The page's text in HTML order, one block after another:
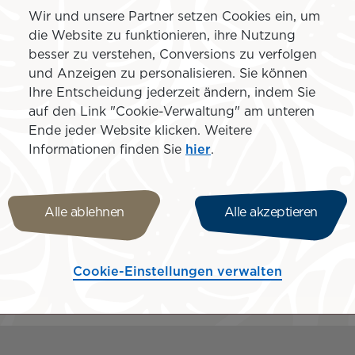
Buchen Sie Ihr Auto
mit
mit dem Rest der Welt
Airline, die Direktflüge
nach Tahiti von Paris, Los
Service und eine Reise nach Tahiti und zu
Rückflugtarife , inklusive Freigepäck, Mahlzeiten und
Wir und unsere Partner setzen Cookies ein, um
die Website zu funktionieren, ihre Nutzung
besser zu verstehen, Conversions zu verfolgen
und Anzeigen zu personalisieren. Sie können
Ihre Entscheidung jederzeit ändern, indem Sie
auf den Link "Cookie-Verwaltung" am unteren
Ende jeder Website klicken. Weitere
Informationen finden Sie hier.
Alle ablehnen Alle akzeptieren
Cookie-Einstellungen verwalten